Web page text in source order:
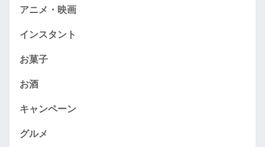
アニメ・映画
インスタント
お菓子
お酒
キャンペーン
グルメ